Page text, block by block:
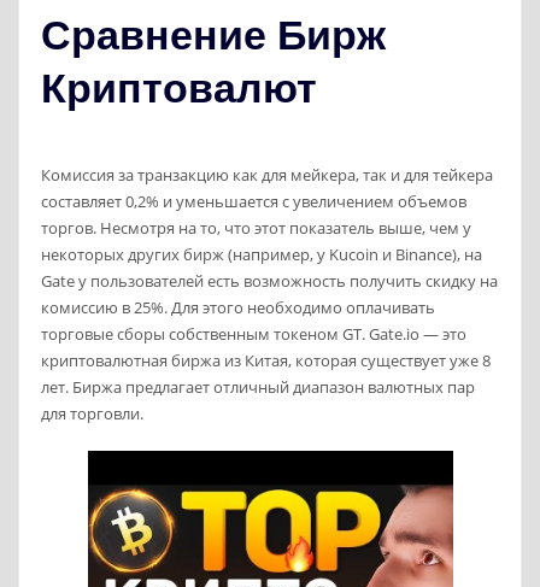
Сравнение Бирж
Криптовалют
Комиссия за транзакцию как для мейкера, так и для тейкера
составляет 0,2% и уменьшается с увеличением объемов
торгов. Несмотря на то, что этот показатель выше, чем у
некоторых других бирж (например, у Kucoin и Binance), на
Gate у пользователей есть возможность получить скидку на
комиссию в 25%. Для этого необходимо оплачивать
торговые сборы собственным токеном GT. Gate.io — это
криптовалютная биржа из Китая, которая существует уже 8
лет. Биржа предлагает отличный диапазон валютных пар
для торговли.